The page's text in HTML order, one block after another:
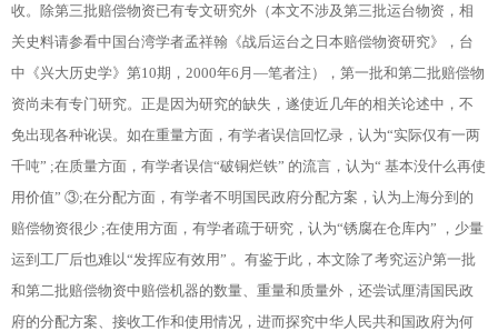
收。除第三批赔偿物资已有专文研究外（本文不涉及第三批运台物资，相
关史料请参看中国台湾学者孟祥翰《战后运台之日本赔偿物资研究》，台
中《兴大历史学》第10期，2000年6月—笔者注），第一批和第二批赔偿物
资尚未有专门研究。正是因为研究的缺失，遂使近几年的相关论述中，不
免出现各种讹误。如在重量方面，有学者误信回忆录，认为“实际仅有一两
千吨” ;在质量方面，有学者误信“破铜烂铁” 的流言，认为“ 基本没什么再使
用价值” ③;在分配方面，有学者不明国民政府分配方案，认为上海分到的
赔偿物资很少 ;在使用方面，有学者疏于研究，认为“锈腐在仓库内” ，少量
运到工厂后也难以“发挥应有效用” 。有鉴于此，本文除了考究运沪第一批
和第二批赔偿物资中赔偿机器的数量、重量和质量外，还尝试厘清国民政
府的分配方案、接收工作和使用情况，进而探究中华人民共和国政府为何